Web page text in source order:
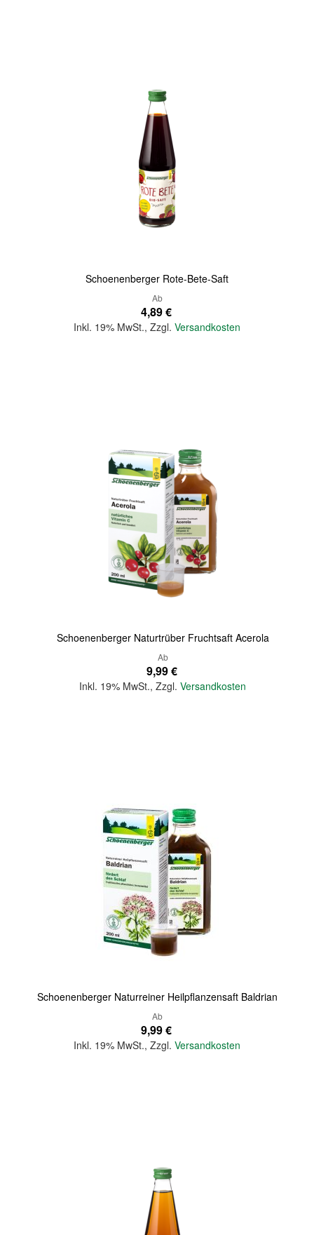
Schoenenberger Rote-Bete-Saft
Ab
4,89 €
Inkl. 19% MwSt., Zzgl. Versandkosten
Schoenenberger Naturtrüber Fruchtsaft Acerola
Ab
9,99 €
Inkl. 19% MwSt.,Zzgl.Versandkosten
Schoenenberger Naturreiner Heilpflanzensaft Baldrian
Ab
9,99 €
Inkl. 19% MwSt., Zzgl. Versandkosten